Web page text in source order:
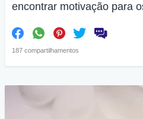
encontrar motivação para
187 compartilhamentos